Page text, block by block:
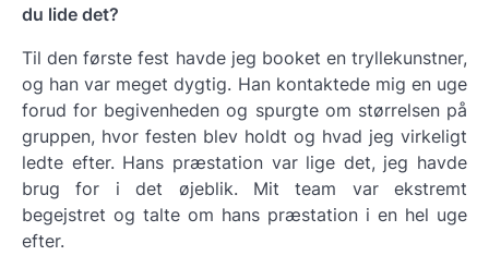
du lide det?
Til den første fest havde jeg booket en tryllekunstner,
og han var meget dygtig. Han kontaktede mig en uge
forud for begivenheden og spurgte om størrelsen på
gruppen, hvor festen blev holdt og hvad jeg virkeligt
ledte efter. Hans præstation var lige det, jeg havde
brug for i det øjeblik. Mit team var ekstremt
begejstret og talte om hans præstation i en hel uge
efter.